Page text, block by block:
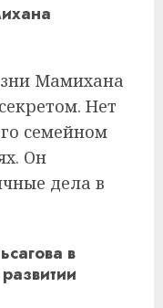
Мамихана
Нет
семейном
Он
дела в
в